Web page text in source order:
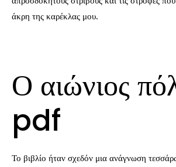
άκρη της καρέκλας μου.
Ο αιώνιος
pdf
Το βιβλίο ήταν σχεδόν μια ανάγνωση